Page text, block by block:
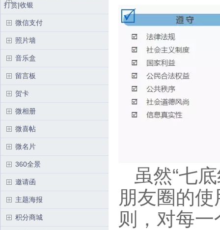
打赏|收银
微信支付
照片墙
音乐盒
留言板
贺卡
微相册
微喜帖
微名片
360全景
邀请函
主题海报
积分商城
虽然“七
朋友圈的
则，对每